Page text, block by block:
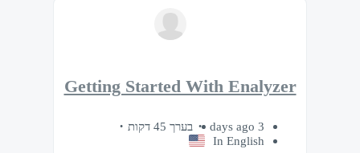
Getting Started With Enalyzer
3 days ago
בערך 45 דקות
In English